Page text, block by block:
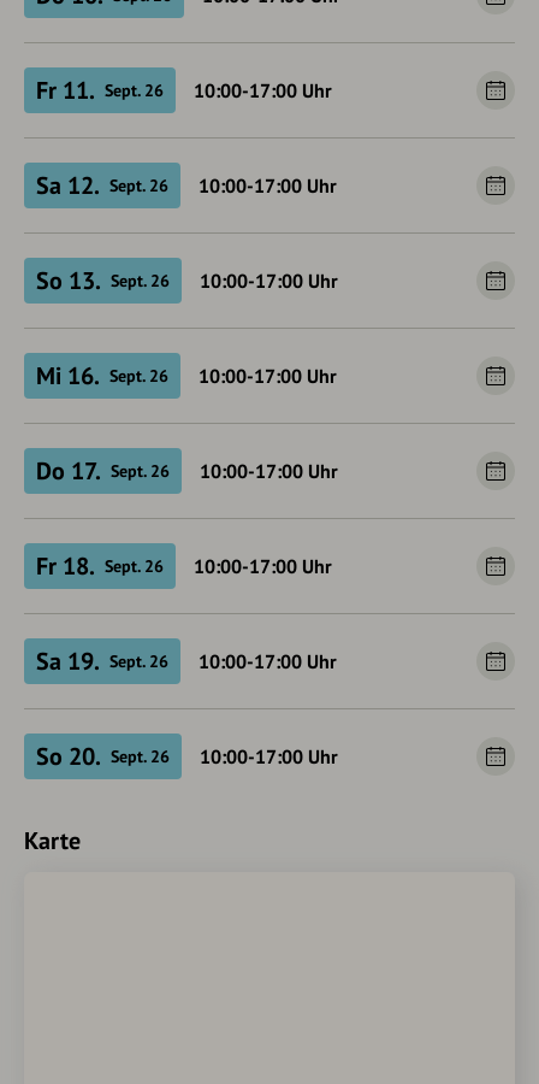
Fr 11. Sept. 26 10:00-17:00 Uhr
Sa 12. Sept. 26 10:00-17:00 Uhr
So 13. Sept. 26 10:00-17:00 Uhr
Mi 16. Sept. 26 10:00-17:00 Uhr
Do 17. Sept. 26 10:00-17:00 Uhr
Fr 18. Sept. 26 10:00-17:00 Uhr
Sa 19. Sept. 26 10:00-17:00 Uhr
So 20. Sept. 26 10:00-17:00 Uhr
Karte